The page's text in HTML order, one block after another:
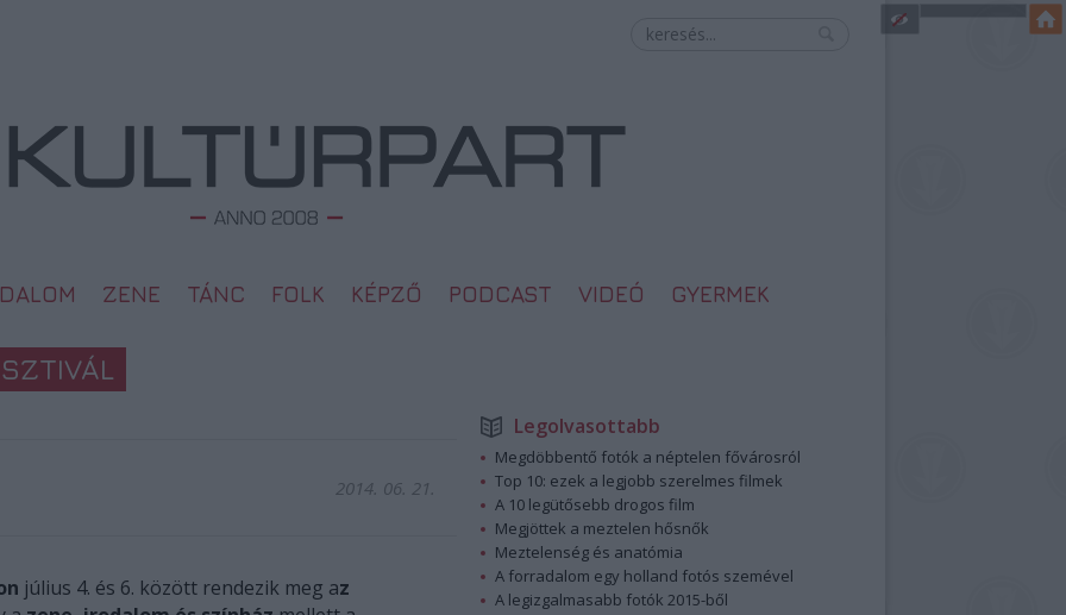
ZENE TÁNC FOLK KÉPZŐ PODCAST VIDEÓ GYERMEK
2014. 06. 21.
július 4. és 6. között rendezik meg az
Legolvasottabb
Megdöbbentő fotók a néptelen fővárosról
Top 10: ezek a legjobb szerelmes filmek
A 10 legütősebb drogos film
Megjöttek a meztelen hősnők
Meztelenség és anatómia
A forradalom egy holland fotós szemével
A legizgalmasabb fotók 2015-ből